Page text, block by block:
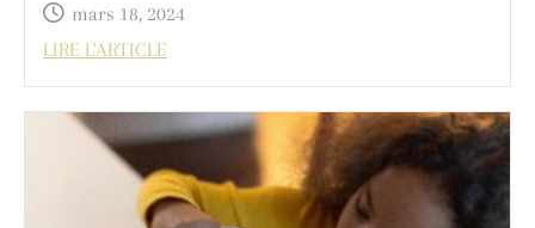
mars 18, 2024
LIRE L'ARTICLE